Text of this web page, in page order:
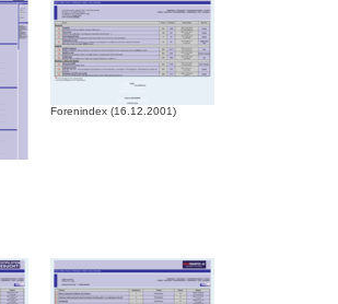
Forenindex (16.12.2001)